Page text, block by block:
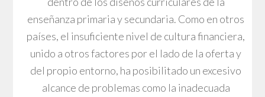
enseñanza primaria y secundaria. Como en otros
países, el insuficiente nivel de cultura financiera,
unido a otros factores por el lado de la oferta y
del propio entorno, ha posibilitado un excesivo
alcance de problemas como la inadecuada